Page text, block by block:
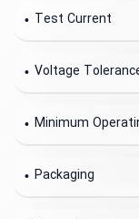
Part Number
Test Current
Voltage